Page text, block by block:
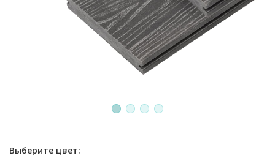
1 2 3 4
Выберите цвет: